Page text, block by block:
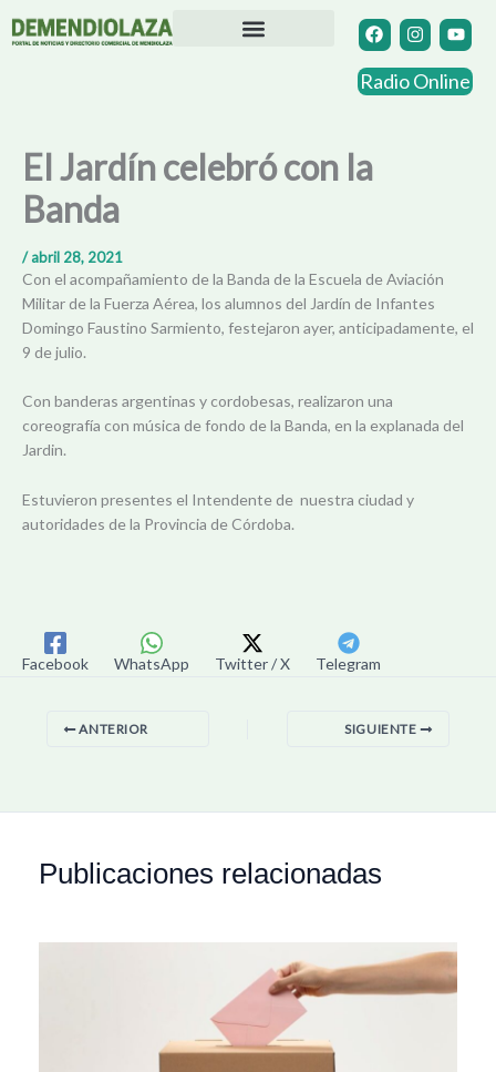
F
a
c
e
b
I
n
s
t
a
Y
o
u
t
u
Radio Online
El Jardín celebró con la
Banda
/abril 28, 2021
Con el acompañamiento de la Banda de la Escuela de Aviación
Militar de la Fuerza Aérea, los alumnos del Jardín de Infantes
Domingo Faustino Sarmiento, festejaron ayer, anticipadamente, el
9 de julio.
Con banderas argentinas y cordobesas, realizaron una
coreografía con música de fondo de la Banda, en la explanada del
Jardin.
Estuvieron presentes el Intendente de nuestra ciudad y
autoridades de la Provincia de Córdoba.
Facebook WhatsApp Twitter / X Telegram
ANTERIOR SIGUIENTE
Publicaciones relacionadas